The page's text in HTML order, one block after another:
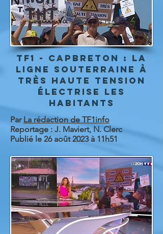
tf1 - Capbreton : la
ligne souterraine à
très haute tension
électrise les
habitants
Par La rédaction de TF1info
Reportage : J. Maviert, N. Clerc
Publié le 26 août 2023 à 11h51